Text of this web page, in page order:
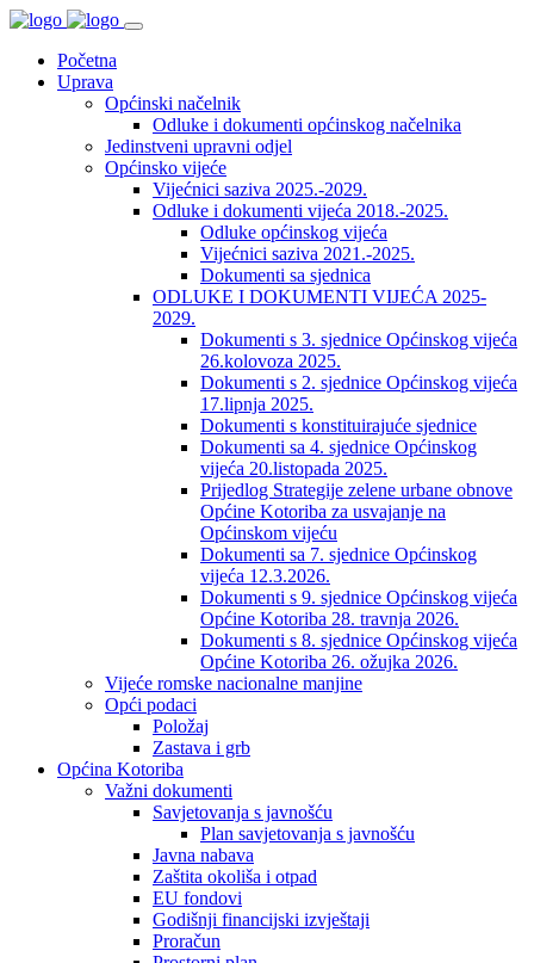
Početna
Uprava
Općinski načelnik
Odluke i dokumenti općinskog načelnika
Jedinstveni upravni odjel
Općinsko vijeće
Vijećnici saziva 2025.-2029.
Odluke i dokumenti vijeća 2018.-2025.
Odluke općinskog vijeća
Vijećnici saziva 2021.-2025.
Dokumenti sa sjednica
ODLUKE I DOKUMENTI VIJEĆA 2025-
2029.
Dokumenti s 3. sjednice Općinskog vijeća
26.kolovoza 2025.
Dokumenti s 2. sjednice Općinskog vijeća
17.lipnja 2025.
Dokumenti s konstituirajuće sjednice
Dokumenti sa 4. sjednice Općinskog
vijeća 20.listopada 2025.
Prijedlog Strategije zelene urbane obnove
Općine Kotoriba za usvajanje na
Općinskom vijeću
Dokumenti sa 7. sjednice Općinskog
vijeća 12.3.2026.
Dokumenti s 9. sjednice Općinskog vijeća
Općine Kotoriba 28. travnja 2026.
Dokumenti s 8. sjednice Općinskog vijeća
Općine Kotoriba 26. ožujka 2026.
Vijeće romske nacionalne manjine
Opći podaci
Položaj
Zastava i grb
Općina Kotoriba
Važni dokumenti
Savjetovanja s javnošću
Plan savjetovanja s javnošću
Javna nabava
Zaštita okoliša i otpad
EU fondovi
Godišnji financijski izvještaji
Proračun